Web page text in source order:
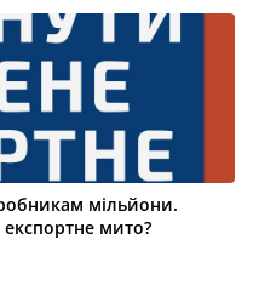
мільйони.
мито?